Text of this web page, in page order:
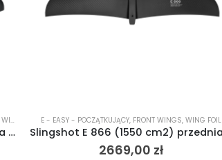
WING FOIL
Slingshot G 800 (1173 cm2) przednia lotka 2023
E - EASY - POCZĄTKUJĄCY, FRONT WINGS,WING FOIL
2669,00 zł